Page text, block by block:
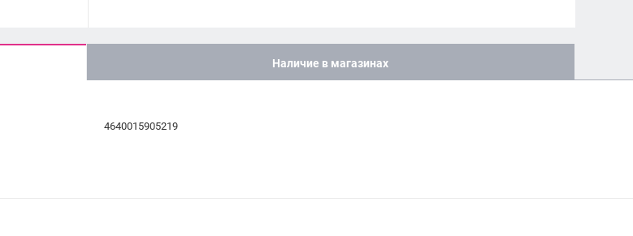
Наличие в магазинах
4640015905219